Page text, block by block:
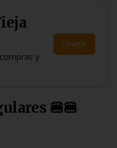
y
Únete
🍔🍔